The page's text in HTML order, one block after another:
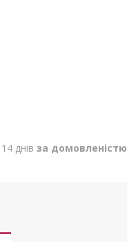
днів за домовленістю